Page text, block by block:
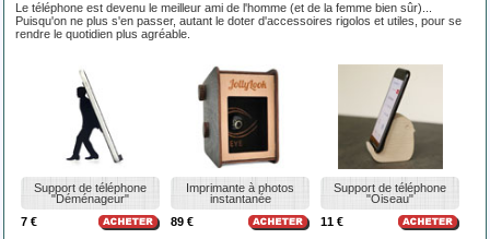
Le téléphone est devenu le meilleur ami de l'homme (et de la femme bien sûr)...
Puisqu'on ne plus s'en passer, autant le doter d'accessoires rigolos et utiles, pour se
rendre le quotidien plus agréable.
Support de téléphone
"Déménageur"
7 €
Imprimante à photos
instantanée
89 €
Support de téléphone
"Oiseau"
11 €